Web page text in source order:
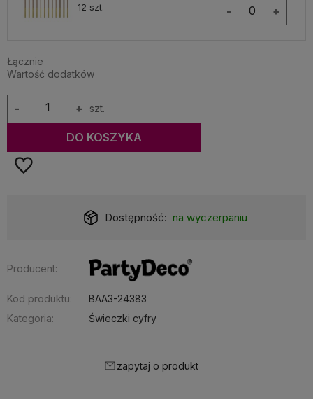
12 szt.
- +
Łącznie
Wartość dodatków
+
- szt.
DO KOSZYKA
Dostępność: na wyczerpaniu
Producent:
Kod produktu:
BAA3-24383
Kategoria:
Świeczki cyfry
zapytaj o produkt